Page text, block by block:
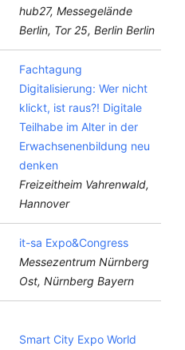
hub27, Messegelände
Berlin, Tor 25, Berlin Berlin
Fachtagung
Digitalisierung: Wer nicht
klickt, ist raus?! Digitale
Teilhabe im Alter in der
Erwachsenenbildung neu
denken
Freizeitheim Vahrenwald,
Hannover
it-sa Expo&Congress
Messezentrum Nürnberg
Ost, Nürnberg Bayern
Smart City Expo World